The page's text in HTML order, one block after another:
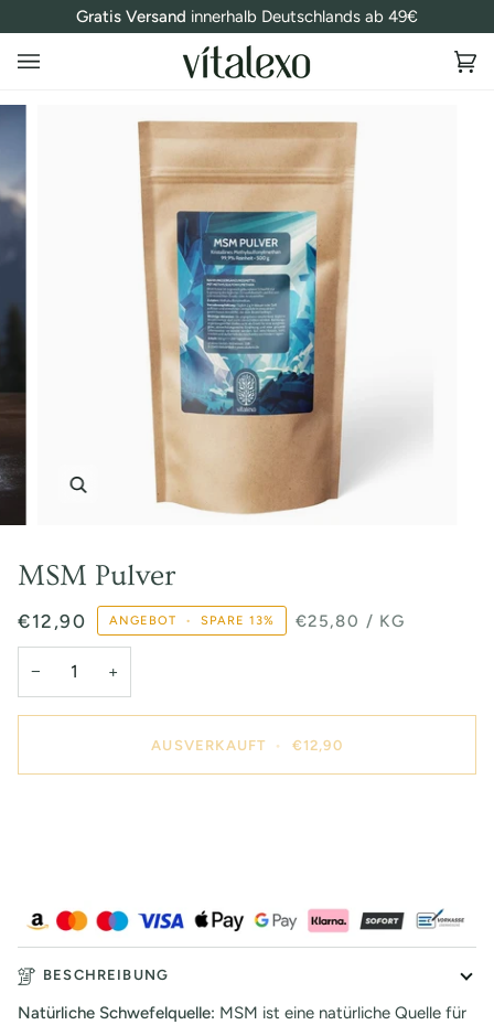
zum
Inhalt
Gratis Versand innerhalb Deutschlands ab 49€
MSM Pulver
€12,90 ANGEBOT • SPARE13% STÜCKPREIS
€25,80 /PRO
KG
− +
AUSVERKAUFT • €12,90
BESCHREIBUNG
Natürliche Schwefelquelle: MSM ist eine natürliche Quelle für